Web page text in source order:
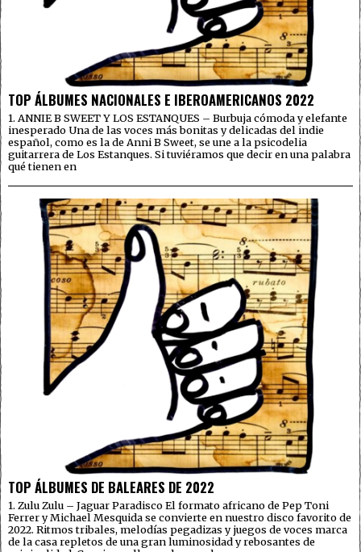
TOP ÁLBUMES NACIONALES E IBEROAMERICANOS 2022
1. ANNIE B SWEET Y LOS ESTANQUES – Burbuja cómoda y elefante
inesperado Una de las voces más bonitas y delicadas del indie
español, como es la de Anni B Sweet, se une a la psicodelia
guitarrera de Los Estanques. Si tuviéramos que decir en una palabra
qué tienen en
TOP ÁLBUMES DE BALEARES DE 2022
1. Zulu Zulu – Jaguar Paradisco El formato africano de Pep Toni
Ferrer y Michael Mesquida se convierte en nuestro disco favorito de
2022. Ritmos tribales, melodías pegadizas y juegos de voces marca
de la casa repletos de una gran luminosidad y rebosantes de